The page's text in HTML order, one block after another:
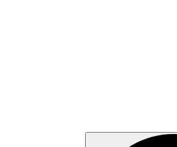
Search